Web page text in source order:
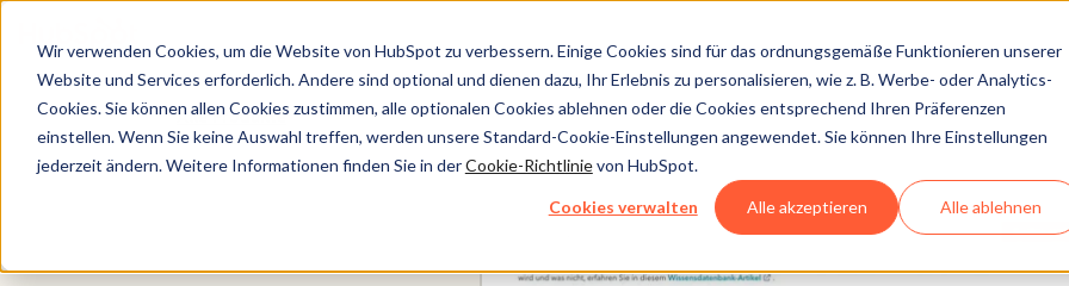
Wir verwenden Cookies, um die Website von HubSpot zu verbessern. Einige Cookies sind für das ordnungsgemäße Funktionieren unserer
Website und Services erforderlich. Andere sind optional und dienen dazu, Ihr Erlebnis zu personalisieren, wie z. B. Werbe- oder Analytics-
Cookies. Sie können allen Cookies zustimmen, alle optionalen Cookies ablehnen oder die Cookies entsprechend Ihren Präferenzen
einstellen. Wenn Sie keine Auswahl treffen, werden unsere Standard-Cookie-Einstellungen angewendet. Sie können Ihre Einstellungen
jederzeit ändern. Weitere Informationen finden Sie in derCookie-Richtlinievon HubSpot.
Cookies verwalten Alle akzeptieren Alle ablehnen
Alle Produkte